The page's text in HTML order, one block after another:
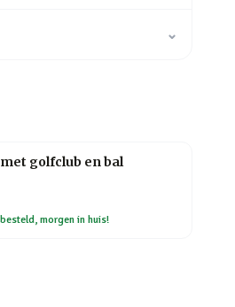
⌄
golfclub en bal
morgen in huis!